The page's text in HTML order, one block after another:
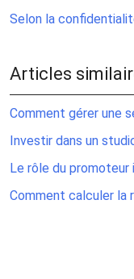
Selon la
Articles
Comment gérer une
Investir dans un
Le rôle du
Comment calculer la